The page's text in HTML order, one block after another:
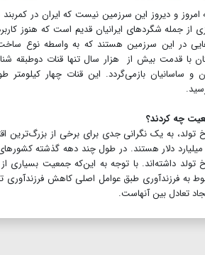
و دیروز این سرزمین نیست که ایران در کمربند
از جمله شگردهای ایرانیان قدیم است که هنوز
در این سرزمین هستند که به واسطه نوع
با قدمت بیش از هزار سال تنها قنات دوطبقه
چه کردند؟
تولد، به یک نگرانی جدی برای برخی از
دلار هستند. در طول چند دهه گذشته کشورهای
تولد داشته‌اند. با توجه به این‌که جمعیت
به فرزندآوری طبق عوامل اصلی کاهش فرزندآوری
تعادل بین آنهاست.